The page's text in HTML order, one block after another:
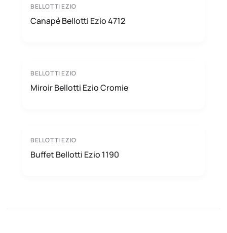
BELLOTTI EZIO
Canapé Bellotti Ezio 4712
BELLOTTI EZIO
Miroir Bellotti Ezio Cromie
BELLOTTI EZIO
Buffet Bellotti Ezio 1190